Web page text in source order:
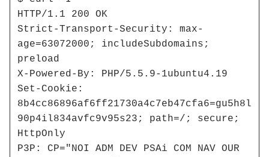
HTTP/1.1 200 OK
Strict-Transport-Security: max-
age=63072000; includeSubdomains;
preload
X-Powered-By: PHP/5.5.9-1ubuntu4.19
Set-Cookie:
8b4cc86896af6ff21730a4c7eb47cfa6=gu5h8l
90p4il834avfc9v95s23; path=/; secure;
HttpOnly
P3P: CP="NOI ADM DEV PSAi COM NAV OUR